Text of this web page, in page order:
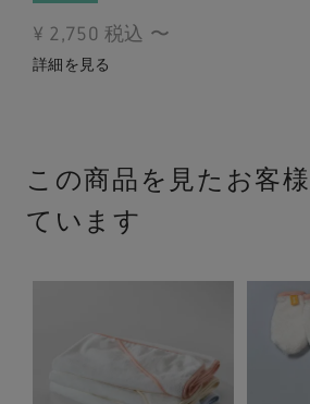
¥ 2,750 税込 〜
詳細を見る
この商品を見たお客
ています